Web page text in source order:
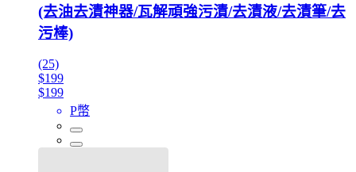
(去油去漬神器/瓦解頑強污漬/去漬液/去漬筆/去
污棒)
(25)
$199
$199
P幣